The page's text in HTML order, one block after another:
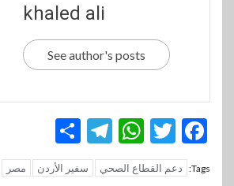
khaled ali
See author's posts
Facebook
Twitter
WhatsApp
Telegram
Tags: دعم القطاع الصحي سفير الأردن مصر